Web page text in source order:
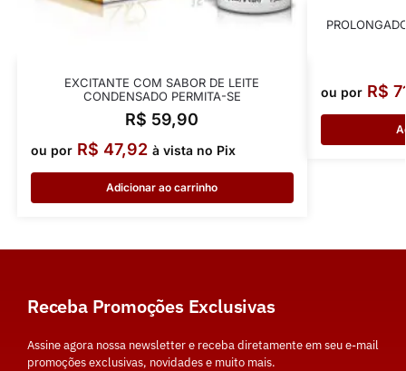
EXCITANTE COM SABOR DE LEITE
CONDENSADO PERMITA-SE
R$ 59,90
ou por R$ 47,92 à vista no Pix
Adicionar ao carrinho
ou por R$
Receba Promoções Exclusivas
Assine agora nossa newsletter e receba diretamente em seu e-mail
promoções exclusivas, novidades e muito mais.